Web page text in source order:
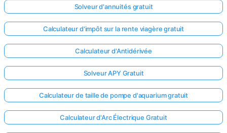
Solveur d'annuités gratuit
Calculateur d'impôt sur la rente viagère gratuit
Calculateur d'Antidérivée
Solveur APY Gratuit
Calculateur de taille de pompe d'aquarium gratuit
Calculateur d'Arc Électrique Gratuit